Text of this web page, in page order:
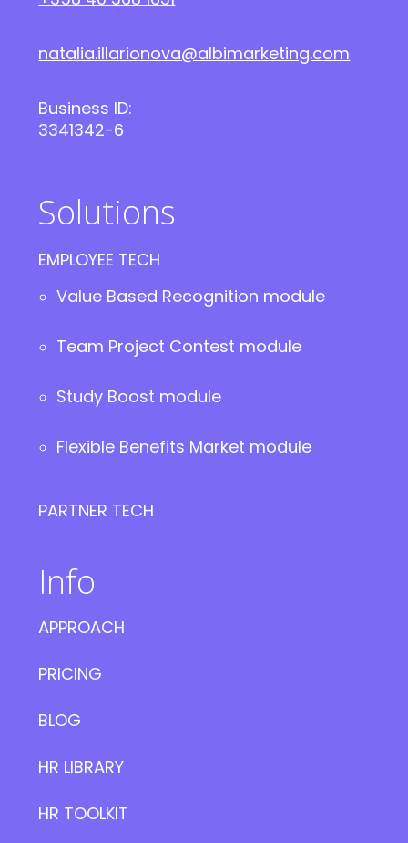
natalia.illarionova@albimarketing.com
Business ID:
3341342-6
Solutions
EMPLOYEE TECH
Value Based Recognition module
Team Project Contest module
Study Boost module
Flexible Benefits Market module
PARTNER TECH
Info
APPROACH
PRICING
BLOG
HR LIBRARY
HR TOOLKIT